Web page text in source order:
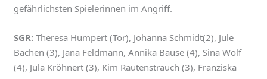
gefährlichsten Spielerinnen im Angriff.
SGR:Theresa Humpert (Tor), Johanna Schmidt(2), Jule
Bachen (3), Jana Feldmann, Annika Bause (4), Sina Wolf
(4), Jula Kröhnert (3), Kim Rautenstrauch (3), Franziska